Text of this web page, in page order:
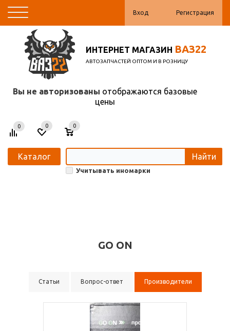
Вход Регистрация
ИНТЕРНЕТ МАГАЗИН ВАЗ22
АВТОЗАПЧАСТЕЙ ОПТОМ И В РОЗНИЦУ
Вы не авторизованы отображаются базовые
цены
Каталог Найти
Учитывать иномарки
0 0
0
GO ON
Статьи Вопрос-ответ Производители